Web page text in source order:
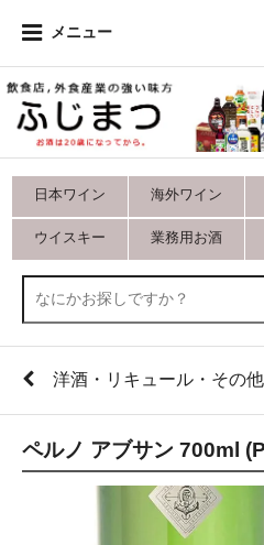
メニュー
日本ワイン 海外ワイン
ウイスキー 業務用お酒
洋酒・リキュール・その他
ペルノ アブサン 700ml